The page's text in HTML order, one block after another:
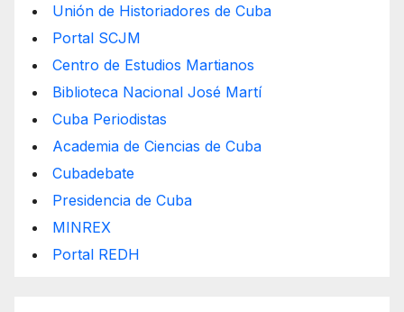
Unión de Historiadores de Cuba
Portal SCJM
Centro de Estudios Martianos
Biblioteca Nacional José Martí
Cuba Periodistas
Academia de Ciencias de Cuba
Cubadebate
Presidencia de Cuba
MINREX
Portal REDH